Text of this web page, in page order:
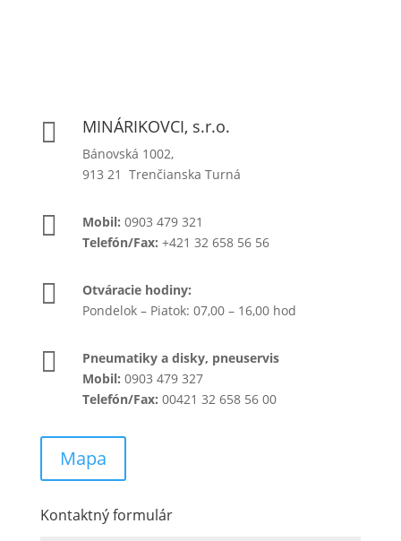
 MINÁRIKOVCI, s.r.o.
Bánovská 1002,
913 21 Trenčianska Turná
 Mobil: 0903 479 321
Telefón/Fax: +421 32 658 56 56

Otváracie hodiny:
Pondelok – Piatok: 07,00 – 16,00 hod

Pneumatiky a disky, pneuservis
Mobil: 0903 479 327
Telefón/Fax: 00421 32 658 56 00
Mapa
Kontaktný formulár